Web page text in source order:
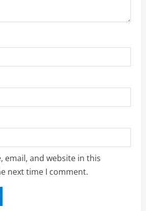
email, and website in this
next time I comment.